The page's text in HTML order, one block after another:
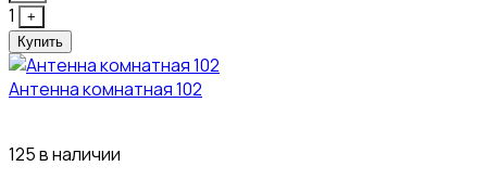
1
+
Купить
Антенна комнатная 102
125 в наличии